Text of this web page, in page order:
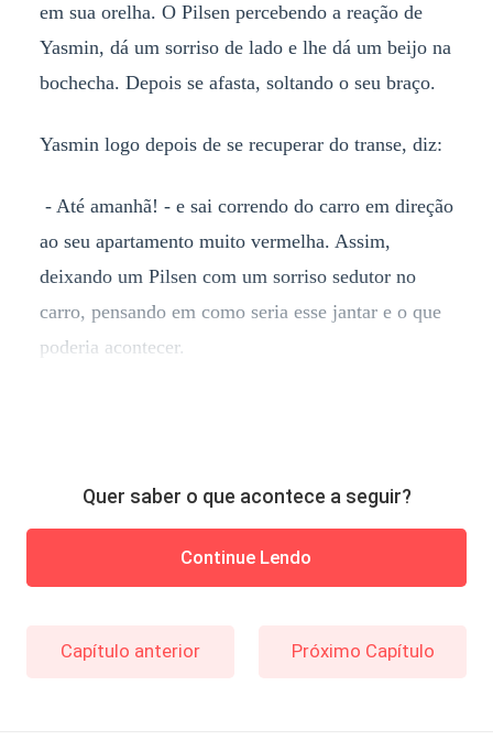
em sua orelha. O Pilsen percebendo a reação de
Yasmin, dá um sorriso de lado e lhe dá um beijo na
bochecha. Depois se afasta, soltando o seu braço.
Yasmin logo depois de se recuperar do transe, diz:
- Até amanhã! - e sai correndo do carro em direção
ao seu apartamento muito vermelha. Assim,
deixando um Pilsen com um sorriso sedutor no
carro, pensando em como seria esse jantar e o que
poderia acontecer.
Quer saber o que acontece a seguir?
Continue Lendo
Capítulo anterior Próximo Capítulo